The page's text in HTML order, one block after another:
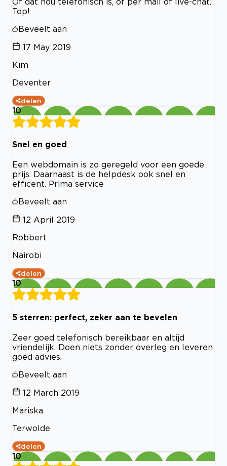
Top!
Beveelt aan
17 May 2019
Kim
Deventer
delen
10
Snel en goed
Een webdomain is zo geregeld voor een goede
prijs. Daarnaast is de helpdesk ook snel en
efficent. Prima service
Beveelt aan
12 April 2019
Robbert
Nairobi
delen
10
5 sterren: perfect, zeker aan te bevelen
Zeer goed telefonisch bereikbaar en altijd
vriendelijk. Doen niets zonder overleg en leveren
goed advies.
Beveelt aan
12 March 2019
Mariska
Terwolde
delen
10